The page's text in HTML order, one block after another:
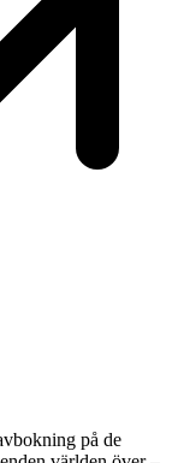
på de